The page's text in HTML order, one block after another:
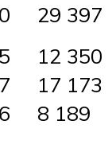
29 397
12 350
17 173
8 189